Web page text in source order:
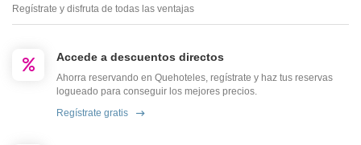
Regístrate y disfruta de todas las ventajas
Accede a descuentos directos
Ahorra reservando en Quehoteles, regístrate y haz tus reservas
logueado para conseguir los mejores precios.
Regístrate gratis